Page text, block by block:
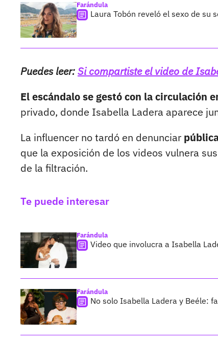
Farándula
Laura Tobón reveló el sexo de su
Puedes leer:Si compartiste el video de
El escándalo se gestó con la circulación
privado, donde Isabella Ladera aparece
La influencer no tardó en denunciar
que la exposición de los videos vulnera
de la filtración.
Te puede interesar
Farándula
Video que involucra a Isabella
Farándula
No solo Isabella Ladera y Beéle: